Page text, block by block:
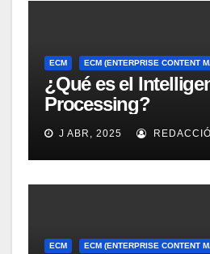
ECM ECM (ENTERPRISE CONTENT
¿Qué es el
Processing?
J ABR, 2025
ECM ECM (ENTERPRISE CONTENT